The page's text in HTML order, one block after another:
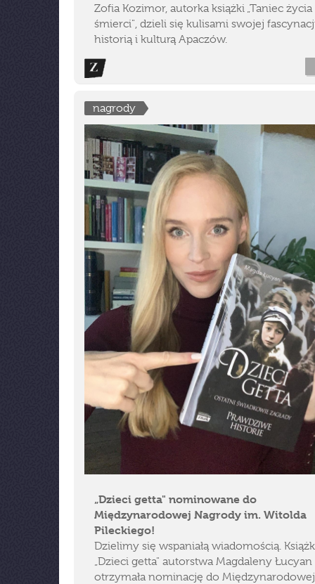
Zofia Kozimor, autorka książki „Taniec
śmierci", dzieli się kulisami swojej
historią i kulturą Apaczów.
nagrody
„Dzieci getta" nominowane do
Międzynarodowej Nagrody im. Witolda
Pileckiego!
Dzielimy się wspaniałą wiadomością.
„Dzieci getta" autorstwa Magdaleny Łucyan
otrzymała nominację do Międzynarodowej